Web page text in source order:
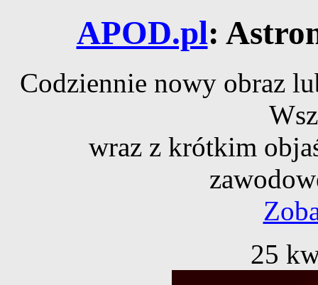
APOD.pl:
Codziennie nowy obraz
wraz z krótkim
25